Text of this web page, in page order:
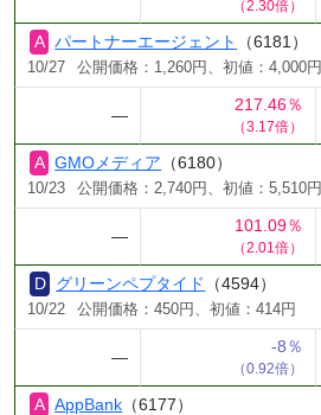
（2.30倍）
パートナーエージェント （6181）
10/27 公開価格：1,260円、初値：4,000円
―
217.46％
（3.17倍）
GMOメディア （6180）
10/23 公開価格：2,740円、初値：5,510円
―
101.09％
（2.01倍）
グリーンペプタイド （4594）
10/22 公開価格：450円、初値：414円
―
-8％
（0.92倍）
AppBank （6177）